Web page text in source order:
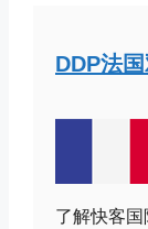
DDP法
了解快客